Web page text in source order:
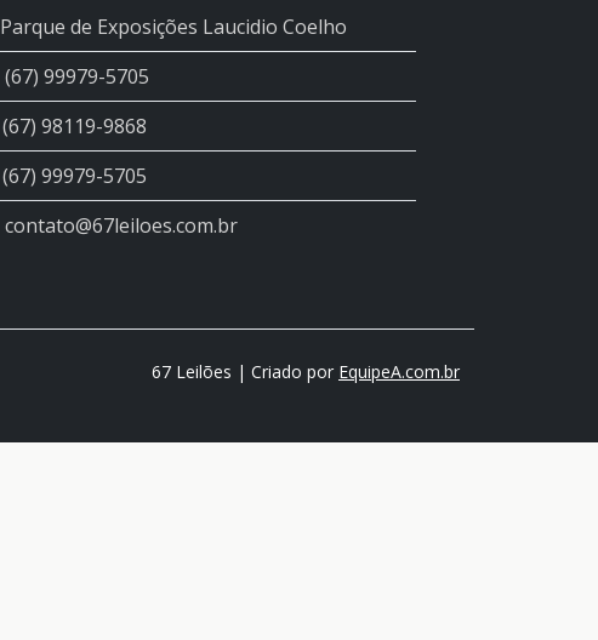
Parque de Exposições Laucidio Coelho
(67) 99979-5705
(67) 98119-9868
(67) 99979-5705
contato@67leiloes.com.br
67 Leilões | Criado por EquipeA.com.br